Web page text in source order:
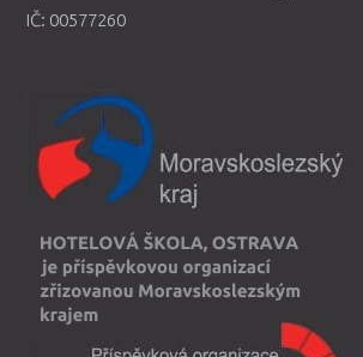
IČ: 00577260